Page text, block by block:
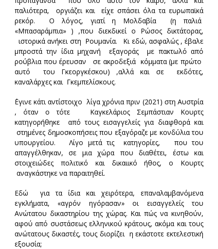
παλιότερα, οργιάζει και είχε σπάσει όλα τα ευρωπαϊκά
ρεκόρ. Ο λόγος, γιατί η Μολδαβία (η παλιά
«Μπασαράμπια» ) ,που διεκδικεί ο Ρώσος δικτάτορας,
ιστορικά ανήκει στη Ρουμανία. Κι εδώ, ασφαλώς , έβαλε
μπροστά την ίδια μηχανή εξαγοράς με πακτωλό από
ρούβλια που έρευσαν σε ακροδεξιά κόμματα (με πρώτο
αυτό του Γκεοργκέσκου) ,αλλά και σε εκδότες,
καναλάρχες και Γκεμπελίσκους.
΄Εγινε κάτι αντίστοιχο λίγα χρόνια πριν (2021) στη Αυστρία
, όταν ο τότε Καγκελάριος Σεμπάστιαν Κουρτς
κατηγορήθηκε από τους εισαγγελείς για διαφθορά και
στημένες δημοσκοπήσεις που εξαγόραζε με κονδύλια του
υπουργείου. Λίγο μετά τις κατηγορίες, που του
απαγγέλθηκαν, σε μια χώρα που διαθέτει, έστω και
στοιχειώδες πολιτικό και δικαιικό ήθος, ο Κουρτς
αναγκάστηκε να παραιτηθεί.
Εδώ για τα ίδια και χειρότερα, επαναλαμβανόμενα
εγκλήματα, «αγρόν ηγόρασαν» οι εισαγγελείς του
Ανώτατου δικαστηρίου της χώρας. Και πώς να κινηθούν,
αφού από συστάσεως ελληνικού κράτους, ακόμα και τους
ανώτατους δικαστές, τους διορίζει η εκάστοτε εκτελεστική
εξουσία;